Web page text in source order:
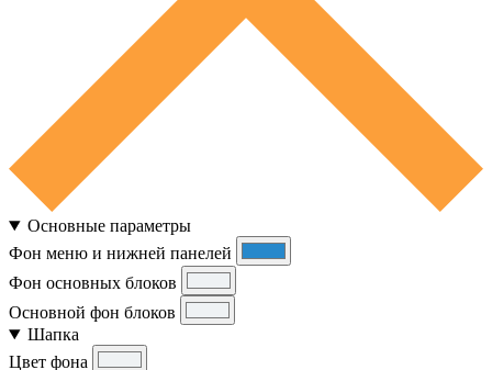
Основные параметры
Фон меню и нижней панелей
Фон основных блоков
Основной фон блоков
Шапка
Цвет фона